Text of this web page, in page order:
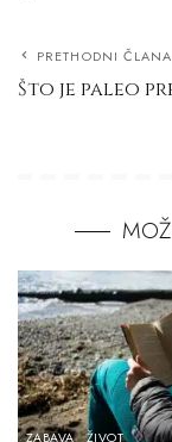
PRETHODNI
Što je paleo
ZABAVA ŽIVOT